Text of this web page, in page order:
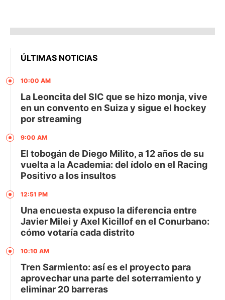
ÚLTIMAS NOTICIAS
10:00 AM
La Leoncita del SIC que se hizo monja, vive
en un convento en Suiza y sigue el hockey
por streaming
9:00 AM
El tobogán de Diego Milito, a 12 años de su
vuelta a la Academia: del ídolo en el Racing
Positivo a los insultos
12:51 PM
Una encuesta expuso la diferencia entre
Javier Milei y Axel Kicillof en el Conurbano:
cómo votaría cada distrito
10:10 AM
Tren Sarmiento: así es el proyecto para
aprovechar una parte del soterramiento y
eliminar 20 barreras